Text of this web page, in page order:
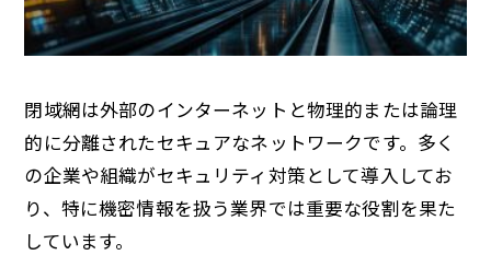
閉域網は外部のインターネットと物理的または論理
的に分離されたセキュアなネットワークです。多く
の企業や組織がセキュリティ対策として導入してお
り、特に機密情報を扱う業界では重要な役割を果た
しています。